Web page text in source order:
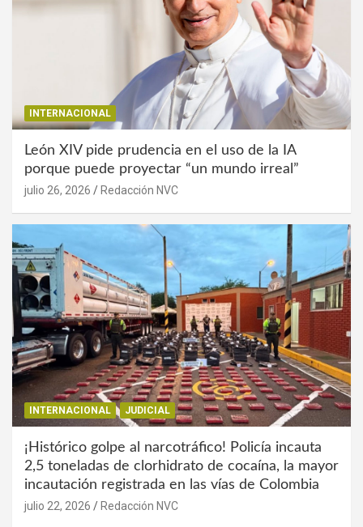
INTERNACIONAL
León XIV pide prudencia en el uso de la IA
porque puede proyectar “un mundo irreal”
julio 26, 2026 Redacción NVC
INTERNACIONAL JUDICIAL
¡Histórico golpe al narcotráfico! Policía incauta
2,5 toneladas de clorhidrato de cocaína, la mayor
incautación registrada en las vías de Colombia
julio 22, 2026 Redacción NVC